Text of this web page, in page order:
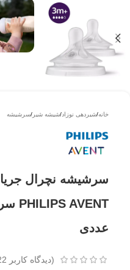
خانه/شیردهی نوزاد/شیشه شیر /سرشیشه
عددی
(دیدگاه کاربر